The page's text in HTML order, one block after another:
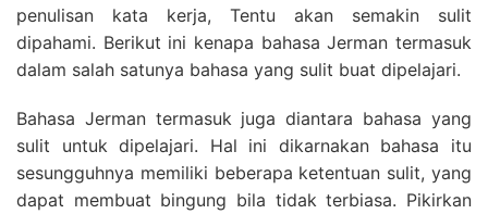
penulisan kata kerja, Tentu akan semakin sulit
dipahami. Berikut ini kenapa bahasa Jerman termasuk
dalam salah satunya bahasa yang sulit buat dipelajari.
Bahasa Jerman termasuk juga diantara bahasa yang
sulit untuk dipelajari. Hal ini dikarnakan bahasa itu
sesungguhnya memiliki beberapa ketentuan sulit, yang
dapat membuat bingung bila tidak terbiasa. Pikirkan